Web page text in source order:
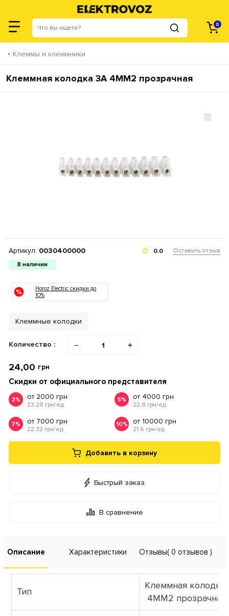
0
Клеммы и клеммники
Клеммная колодка 3А 4ММ2 прозрачная
Артикул: 0030400000
В наличии
0.0 Оставить отзыв
Horoz Electric скидки до
10%
Клеммные колодки
Количество : − +
24,00 грн
Скидки от официального представителя
3% от 2000 грн
23.28 грн/ед.
5% от 4000 грн
22.8 грн/ед.
7% от 7000 грн
22.32 грн/ед.
10% от 10000 грн
21.6 грн/ед.
Добавить в корзину
Быстрый заказ
В сравнение
Описание Характеристики Отзывы( 0 отзывов )
Тип
Клеммная колодка
4ММ2 прозрачная